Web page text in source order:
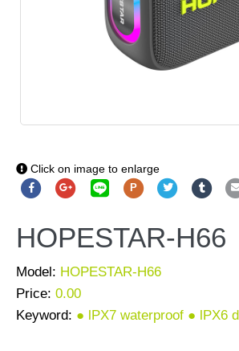
Click on image to enlarge
P
HOPESTAR-H66
Model: HOPESTAR-H66
Price: 0.00
Keyword: ● lPX7 waterproof ● lPX6